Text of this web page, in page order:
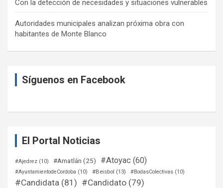
Con la detección de necesidades y situaciones vulnerables
Autoridades municipales analizan próxima obra con
habitantes de Monte Blanco
Síguenos en Facebook
El Portal Noticias
#Ajedrez (10) #Amatlán (25) #Atoyac (60)
#AyuntamientodeCordoba (10) #Beisbol (13) #BodasColectivas (10)
#Candidata (81) #Candidato (79)